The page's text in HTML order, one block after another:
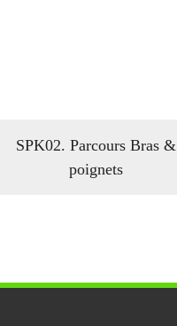
SPK02. Parcours Bras &
poignets